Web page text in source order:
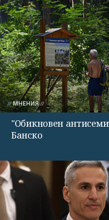
МНЕНИЯ
"Обикновен
Банско